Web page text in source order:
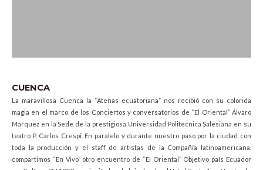
CUENCA
La maravillosa Cuenca la “Atenas ecuatoriana” nos recibió con su colorida
magia en el marco de los Conciertos y conversatorios de “El Oriental” Álvaro
Márquez en la Sede de la prestigiosa Universidad Politécnica Salesiana en su
teatro P. Carlos Crespi. En paralelo y durante nuestro paso por la ciudad con
toda la producción y el staff de artistas de la Compañía latinoamericana,
compartimos “En Vivo” otro encuentro de “El Oriental” Objetivo país Ecuador